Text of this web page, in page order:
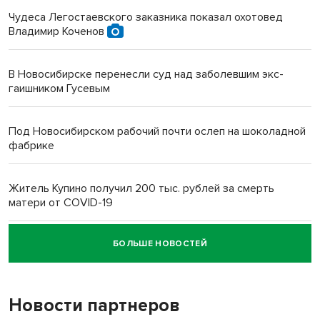
Чудеса Легостаевского заказника показал охотовед
Владимир Коченов
В Новосибирске перенесли суд над заболевшим экс-
гаишником Гусевым
Под Новосибирском рабочий почти ослеп на шоколадной
фабрике
Житель Купино получил 200 тыс. рублей за смерть
матери от COVID-19
Новосибирский суд наказал водителя за смерть
пенсионерки на вокзале
БОЛЬШЕ НОВОСТЕЙ
Новости партнеров